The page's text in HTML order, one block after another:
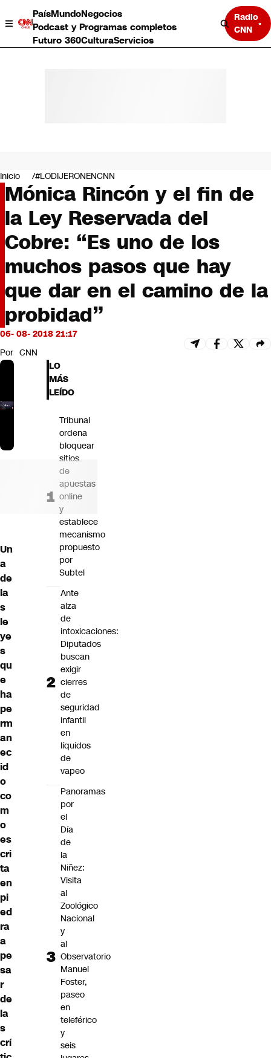
PaísMundoNegocios
Podcast y Programas completos
Futuro 360CulturaServicios
Radio
CNN
Negocios
Deportes
Programas completos
Cultura
Servicios
Bits
CNN tiempo
Futuro 360
Opinión
Inicio #LODIJERONENCNN
Mónica Rincón y el fin de
la Ley Reservada del
Cobre: “Es uno de los
muchos pasos que hay
que dar en el camino de la
probidad”
06- 08- 2018 21:17
Por CNN
Un
a
de
la
s
le
ye
s
qu
e
ha
pe
rm
an
ec
id
o
co
m
o
es
cri
ta
en
pi
ed
ra
a
pe
sa
r
de
la
s
crí
LO
MÁS
LEÍDO
Tribunal
ordena
bloquear
sitios
de
apuestas
online
y
establece
mecanismo
propuesto
por
Subtel
Ante
alza
de
intoxicaciones:
Diputados
buscan
exigir
cierres
de
seguridad
infantil
en
líquidos
de
vapeo
Panoramas
por
el
Día
de
la
Niñez:
Visita
al
Zoológico
Nacional
y
al
Observatorio
Manuel
Foster,
paseo
en
teleférico
y
seis